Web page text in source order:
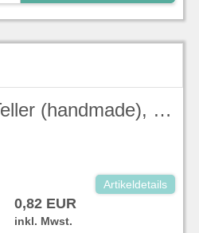
hinzugefügt.
Quadratischer Teller (handmade), tief, 26,8 cm, Duck Egg Blue Stonecast - Churchill
Artikeldetails
0,82 EUR
inkl. Mwst.